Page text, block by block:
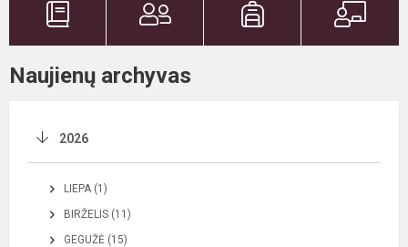
Naujienų archyvas
2026
LIEPA (1)
BIRŽELIS (11)
GEGUŽĖ (15)